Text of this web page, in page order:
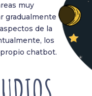
muy
gradualmente
de la
los
chatbot.